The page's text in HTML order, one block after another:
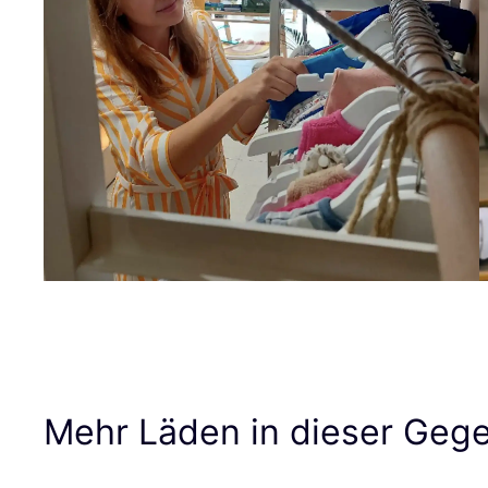
Mehr Läden in dieser